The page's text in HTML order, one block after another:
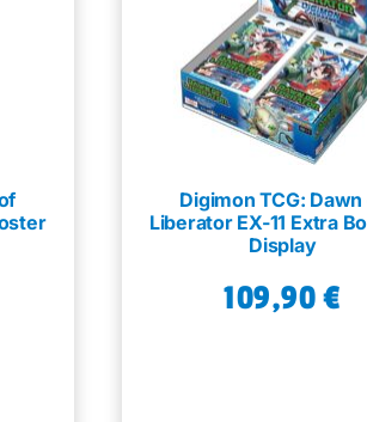
Digimon TCG:
Liberator EX-11 Extra
Display
109,90€